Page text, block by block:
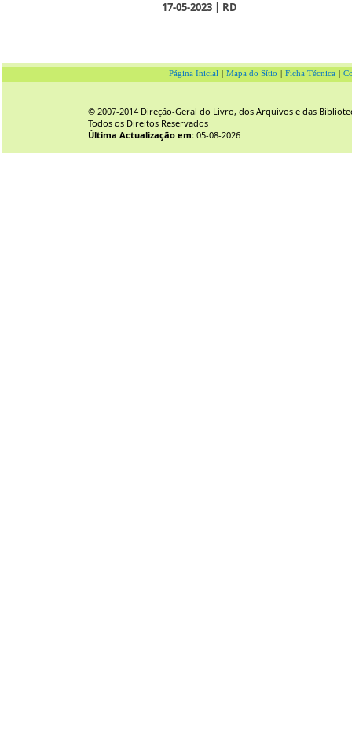
17-05-2023 | RD
Página Inicial Mapa do Sítio Ficha Técnica
© 2007-2014 Direção-Geral do Livro, dos Arquivos e das
Todos os Direitos Reservados
Última Actualização em: 05-08-2026